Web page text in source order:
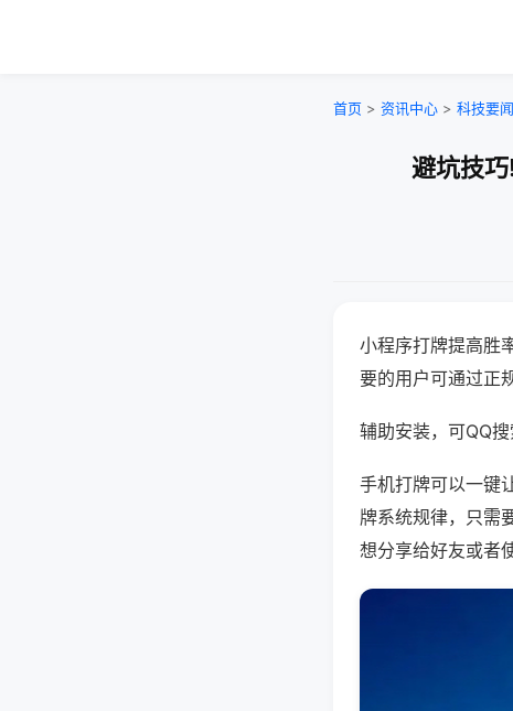
首页 > 资讯中心 > 科技要闻
避坑技
小程序打牌提高胜
要的用户可通过正
辅助安装，可QQ
手机打牌可以一键
牌系统规律，只需
想分享给好友或者